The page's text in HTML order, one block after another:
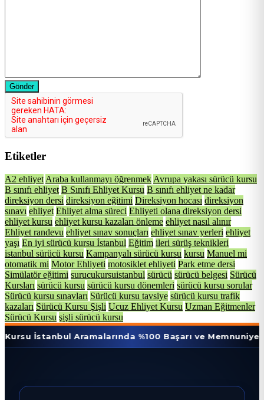
Gönder
Etiketler
A2 ehliyet Araba kullanmayı öğrenmek Avrupa yakası sürücü kursu
B sınıfı ehliyet B Sınıfı Ehliyet Kursu B sınıfı ehliyet ne kadar
direksiyon dersi direksiyon eğitimi Direksiyon hocası direksiyon
sınavı ehliyet Ehliyet alma süreci Ehliyeti olana direksiyon dersi
ehliyet kursu ehliyet kursu kazaları önleme ehliyet nasıl alınır
Ehliyet randevu ehliyet sınav sonuçları ehliyet sınav yerleri ehliyet
yaşı En iyi sürücü kursu İstanbul Eğitim ileri sürüş teknikleri
istanbul sürücü kursu Kampanyalı sürücü kursu kursu Manuel mi
otomatik mi Motor Ehliyeti motosiklet ehliyeti Park etme dersi
Simülatör eğitimi surucukursuistanbul sürücü sürücü belgesi Sürücü
Kursları sürücü kursu sürücü kursu dönemleri sürücü kursu sorular
Sürücü kursu sınavları Sürücü kursu tavsiye sürücü kursu trafik
kazaları Sürücü Kursu Şişli Ucuz Ehliyet Kursu Uzman Eğitmenler
Sürücü Kursu şişli sürücü kursu
Aramalarında %100 Başarı ve Memnuniyet Oranı